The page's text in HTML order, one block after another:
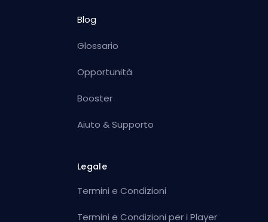
Blog
Glossario
Opportunità
Booster
Aiuto & Supporto
Legale
Termini e Condizioni
Termini e Condizioni per i Player